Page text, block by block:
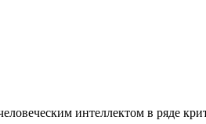
интеллектом в ряде